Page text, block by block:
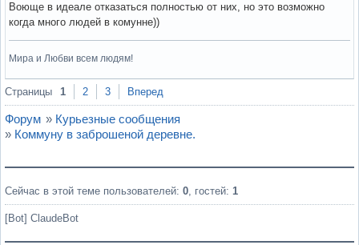
Воюще в идеале отказаться полностью от них, но это возможно
когда много людей в комунне))
Мира и Любви всем людям!
Вне форума
Страницы 1 2 3 Вперед
Форум » Курьезные сообщения
» Коммуну в заброшеной деревне.
Сейчас в этой теме пользователей: 0, гостей: 1
[Bot] ClaudeBot